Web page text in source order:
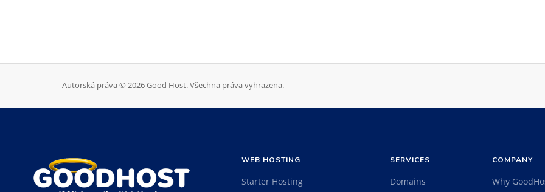
Autorská práva © 2026 Good Host. Všechna práva vyhrazena.
WEB HOSTING
Starter Hosting
SERVICES
Domains
COMPANY
Why